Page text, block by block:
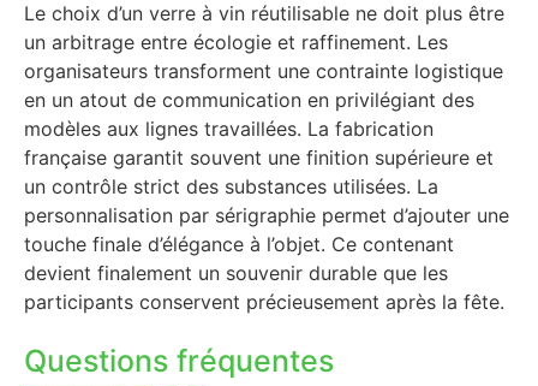
Le choix d’un verre à vin réutilisable ne doit plus être
un arbitrage entre écologie et raffinement. Les
organisateurs transforment une contrainte logistique
en un atout de communication en privilégiant des
modèles aux lignes travaillées. La fabrication
française garantit souvent une finition supérieure et
un contrôle strict des substances utilisées. La
personnalisation par sérigraphie permet d’ajouter une
touche finale d’élégance à l’objet. Ce contenant
devient finalement un souvenir durable que les
participants conservent précieusement après la fête.
Questions fréquentes